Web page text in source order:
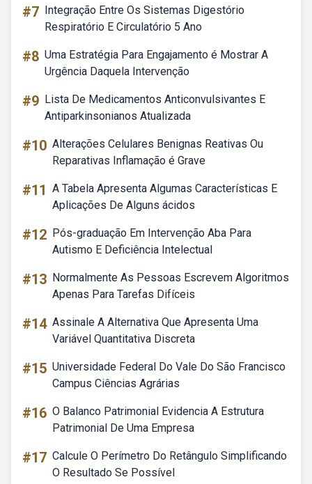
#7 Integração Entre Os Sistemas Digestório
Respiratório E Circulatório 5 Ano
#8 Uma Estratégia Para Engajamento é Mostrar A
Urgência Daquela Intervenção
#9 Lista De Medicamentos Anticonvulsivantes E
Antiparkinsonianos Atualizada
#10 Alterações Celulares Benignas Reativas Ou
Reparativas Inflamação é Grave
#11 A Tabela Apresenta Algumas Características E
Aplicações De Alguns ácidos
#12 Pós-graduação Em Intervenção Aba Para
Autismo E Deficiência Intelectual
#13 Normalmente As Pessoas Escrevem Algoritmos
Apenas Para Tarefas Difíceis
#14 Assinale A Alternativa Que Apresenta Uma
Variável Quantitativa Discreta
#15 Universidade Federal Do Vale Do São Francisco
Campus Ciências Agrárias
#16 O Balanco Patrimonial Evidencia A Estrutura
Patrimonial De Uma Empresa
#17 Calcule O Perímetro Do Retângulo Simplificando
O Resultado Se Possível